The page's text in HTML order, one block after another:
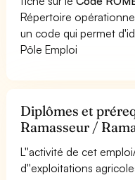
Répertoire
un code qui permet
Pôle Emploi
Diplômes et
Ramasseur /
L''activité de cet
d''exploitations